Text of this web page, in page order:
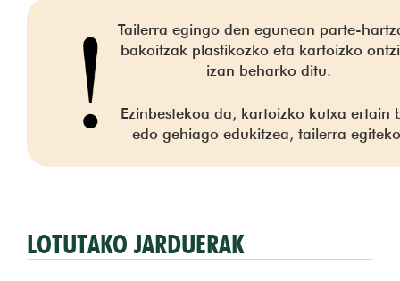
Tailerra egingo den egunean parte-
bakoitzak plastikozko eta kartoizko
izan beharko ditu.
Ezinbestekoa da, kartoizko kutxa ertain
edo gehiago edukitzea, tailerra
LOTUTAKO JARDUERAK